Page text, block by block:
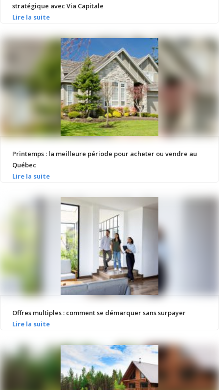
stratégique avec Via Capitale
Printemps : la meilleure période pour acheter ou vendre au
Québec
Offres multiples : comment se démarquer sans surpayer